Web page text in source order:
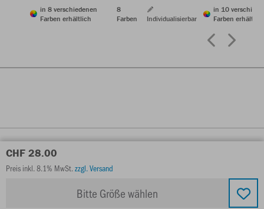
CHF 28.00
Preis inkl. 8.1% MwSt.zzgl. Versand
Bitte Größe wählen
in 8 verschiedenen
Farben erhältlich
8
Farben
Individualisierbar
in 10
Farben